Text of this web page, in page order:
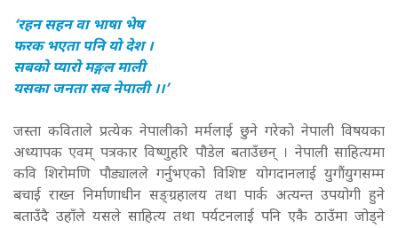
‘रहन सहन वा भाषा भेष
फरक भएता पनि यो देश ।
सबको प्यारो मङ्गल माली
यसका जनता सब नेपाली ।।’
जस्ता कविताले प्रत्येक नेपालीको मर्मलाई छुने गरेको नेपाली विषयका
अध्यापक एवम् पत्रकार विष्णुहरि पौडेल बताउँछन् । नेपाली साहित्यमा
कवि शिरोमणि पौड्यालले गर्नुभएको विशिष्ट योगदानलाई युगौंयुगसम्म
बचाई राख्न निर्माणाधीन सङ्ग्रहालय तथा पार्क अत्यन्त उपयोगी हुने
बताउँदै उहाँले यसले साहित्य तथा पर्यटनलाई पनि एकै ठाउँमा जोड्ने